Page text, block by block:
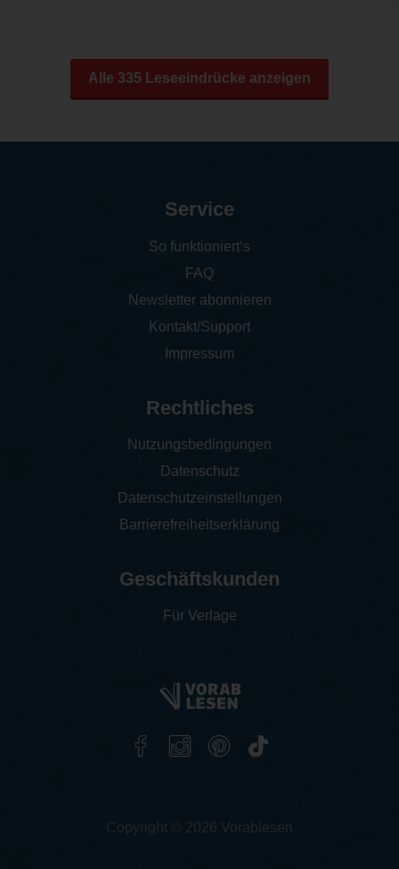
Alle 335 Leseeindrücke anzeigen
Service
So funktioniert‘s
FAQ
Newsletter abonnieren
Kontakt/Support
Impressum
Rechtliches
Nutzungsbedingungen
Datenschutz
Datenschutzeinstellungen
Barrierefreiheitserklärung
Geschäftskunden
Für Verlage
Copyright © 2026 Vorablesen